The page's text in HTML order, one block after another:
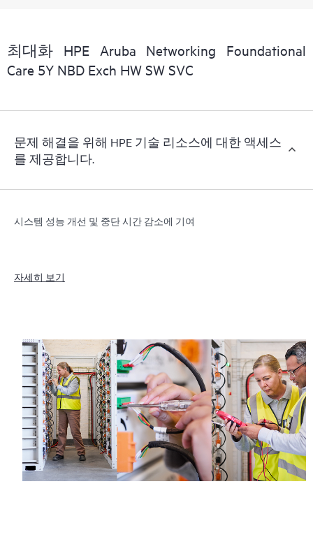
최대화 HPE Aruba Networking Foundational
Care 5Y NBD Exch HW SW SVC
문제 해결을 위해 HPE 기술 리소스에 대한 액세스
를 제공합니다.
시스템 성능 개선 및 중단 시간 감소에 기여
자세히 보기